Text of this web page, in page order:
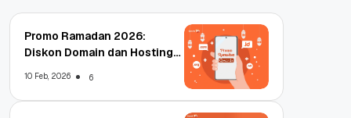
Promo Ramadan 2026:
Diskon Domain dan Hosting
10 Feb, 2026 6